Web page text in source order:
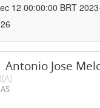
12 00:00:00 BRT
Antonio Jose